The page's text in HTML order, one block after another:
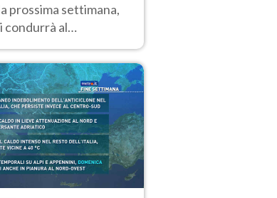
prossima settimana,
condurrà al
molto elevate